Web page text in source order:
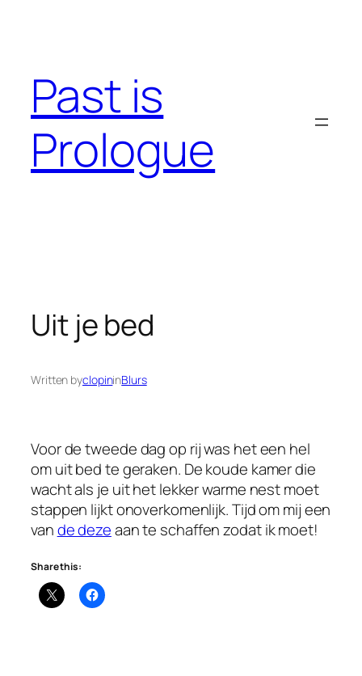
Past is
Prologue
Uit je bed
Written byclopininBlurs
Voor de tweede dag op rij was het een hel
om uit bed te geraken. De koude kamer die
wacht als je uit het lekker warme nest moet
stappen lijkt onoverkomenlijk. Tijd om mij een
vande dezeaan te schaffen zodat ik moet!
Share this: